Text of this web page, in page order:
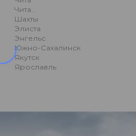
Чита..
Шахты
Элиста
Энгельс
Южно-Сахалинск
Якутск
Ярославль